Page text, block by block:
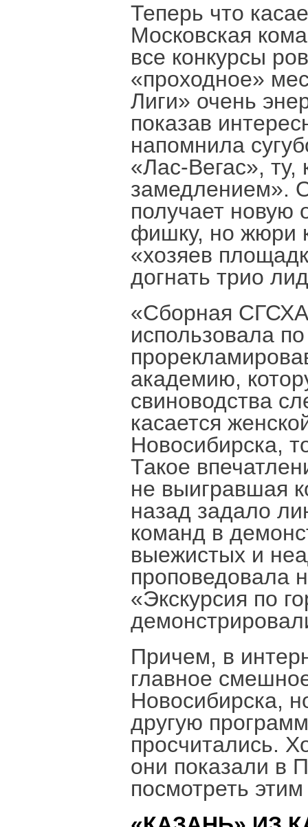
Теперь что
Московская
все конкурсы
«проходное»
Лиги» очень
показав
напомнила
«Лас-Вегас»,
замедлением».
получает новую
фишку, но жюри
«хозяев
догнать трио
«Сборная
использовала
академию,
свиноводства
касается
Новосибирска,
Такое
не выигравшая
назад задало
команд в
выежистых и
проповедовала
«Экскурсия по
Причем, в
главное
Новосибирска,
другую
просчитались.
они показали в
посмотреть